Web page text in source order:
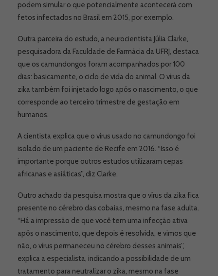
podem simular o que potencialmente acontecerá com
fetos infectados no Brasil em 2015, por exemplo.
Outra parceira do estudo, a neurocientista Júlia Clarke,
pesquisadora da Faculdade de Farmácia da UFRJ, destaca
que os camundongos foram acompanhados por 100
dias: basicamente, o ciclo de vida do animal. O vírus da
zika também foi injetado logo após o nascimento, o que
corresponde ao terceiro trimestre de gestação em
humanos.
A cientista explica que o vírus usado no camundongo foi
isolado de um paciente de Recife em 2016. “Isso é
importante porque outros estudos utilizaram cepas
africanas e asiáticas”, diz Clarke.
Outro achado da pesquisa mostra que o vírus da zika fica
presente no cérebro das cobaias, mesmo na fase adulta.
“Há a impressão de que você tem uma infecção ativa
após o nascimento, que depois é resolvida, e vimos que
não, o vírus permaneceu no cérebro desses animais”,
explica a especialista, indicando a possibilidade de um
tratamento para neutralizar o zika, mesmo na fase